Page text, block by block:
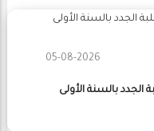
05-08-2026
الجدد بالسنة الأولى